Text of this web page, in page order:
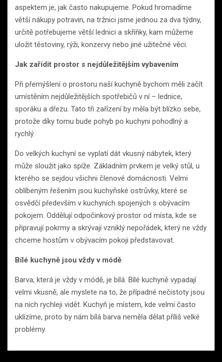
aspektem je, jak často nakupujeme. Pokud hromadíme
větší nákupy potravin, na tržnici jsme jednou za dva týdny,
určitě potřebujeme větší lednici a skříňky, kam můžeme
uložit těstoviny, rýži, konzervy nebo jiné užitečné věci.
Jak zařídit prostor s nejdůležitějším vybavením
Při přemýšlení o prostoru naší kuchyně bychom měli začít
umístěním nejdůležitějších spotřebičů v ní – lednice,
sporáku a dřezu. Tato tři zařízení by měla být blízko sebe,
protože díky tomu bude pohyb po kuchyni pohodlný a
rychlý.
Do velkých kuchyní se vyplatí dát vkusný nábytek, který
může sloužit jako spíže. Základním prvkem je velký stůl, u
kterého se sejdou všichni členové domácnosti. Velmi
oblíbeným řešením jsou kuchyňské ostrůvky, které se
osvědčí především v kuchyních spojených s obývacím
pokojem. Oddělují odpočinkový prostor od místa, kde se
připravují pokrmy a skrývají vzniklý nepořádek, který ne vždy
chceme hostům v obývacím pokoji představovat.
Bílé kuchyně jsou vždy v módě
Barva, která je vždy v módě, je bílá. Bílé kuchyně vypadají
velmi vkusně, ale myslete na to, že případné nečistoty jsou
na nich rychleji vidět. Kuchyň je místem, kde velmi často
uklízíme, proto by nám bílá barva neměla dělat příliš velké
problémy.